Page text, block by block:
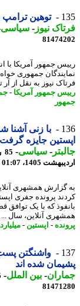
توهین ترامپ به
نیوز-سیاسی-84 روز پیش - یکشنبه 27 اردیبهشت 1405، 08:25
جمهور آمریکا با
جمهوری خواه
نیوز به نقل از آر تی،
جمهور آمریکا- جمهور
با زنی آشنا
جایزه گرفت
-سیاسی-
1405، 01:07
همشهری آنلاین،
پرونده جفری اپستین
که با یک توافق
آنلاین، سال ...
-اپستین-میلیاردر-
واشنگتن پست:
شده اند
- بین الملل-85 روز پیش - شنبه 26 اردیبهشت 1405، 17:15